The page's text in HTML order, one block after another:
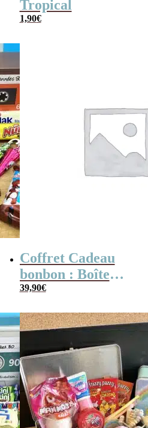
Tropical
1,90€
Coffret Cadeau
bonbon : Boîte
“Mire tv” –
années 80
39,90€